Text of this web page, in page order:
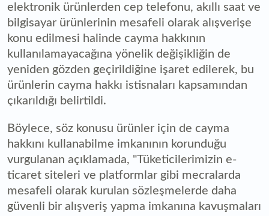
elektronik ürünlerden cep telefonu, akıllı saat ve
bilgisayar ürünlerinin mesafeli olarak alışverişe
konu edilmesi halinde cayma hakkının
kullanılamayacağına yönelik değişikliğin de
yeniden gözden geçirildiğine işaret edilerek, bu
ürünlerin cayma hakkı istisnaları kapsamından
çıkarıldığı belirtildi.
Böylece, söz konusu ürünler için de cayma
hakkını kullanabilme imkanının korunduğu
vurgulanan açıklamada, "Tüketicilerimizin e-
ticaret siteleri ve platformlar gibi mecralarda
mesafeli olarak kurulan sözleşmelerde daha
güvenli bir alışveriş yapma imkanına kavuşmaları